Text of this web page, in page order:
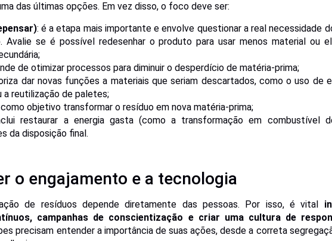
das últimas opções. Em vez disso, o foco deve ser:
: é a etapa mais importante e envolve questionar a real necessidade
Avalie se é possível redesenhar o produto para usar menos material ou
de otimizar processos para diminuir o desperdício de matéria-prima;
dar novas funções a materiais que seriam descartados, como o uso de
a reutilização de paletes;
objetivo transformar o resíduo em nova matéria-prima;
restaurar a energia gasta (como a transformação em combustível
da disposição final.
o engajamento e a tecnologia
de resíduos depende diretamente das pessoas. Por isso, é vital
campanhas de conscientização e criar uma cultura de
precisam entender a importância de suas ações, desde a correta